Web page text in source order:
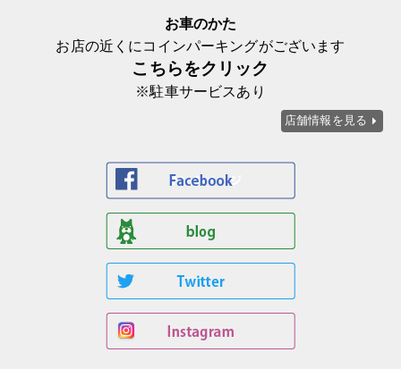
お車のかた
お店の近くにコインパーキングがございます
こちらをクリック
※駐車サービスあり
店舗情報を見る